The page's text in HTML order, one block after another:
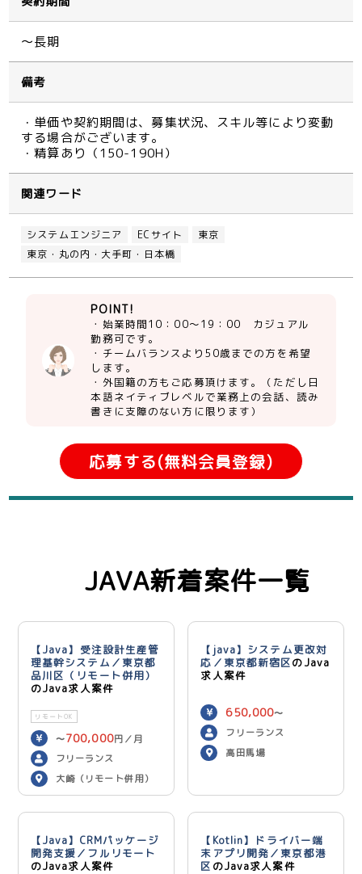
～長期
備考
・単価や契約期間は、募集状況、スキル等により変動
する場合がございます。
・精算あり（150-190H）
関連ワード
システムエンジニア ECサイト
東京
東京・丸の内・大手町・日本橋
POINT!
・始業時間10：00～19：00 カジュアル
勤務可です。
・チームバランスより50歳までの方を希望
します。
・外国籍の方もご応募頂けます。（ただし日
本語ネイティブレベルで業務上の会話、読み
書きに支障のない方に限ります）
応募する(無料会員登録)
JAVA新着案件一覧
【Java】受注設計生産管
理基幹システム／東京都
品川区（リモート併用）
のJava求人案件
リモートOK
〜700,000円／月
フリーランス
大崎（リモート併用）
【java】システム更改対
応／東京都新宿区のJava
求人案件
650,000〜
750,000 円／月
フリーランス
高田馬場
【Java】CRMパッケージ
開発支援／フルリモート
のJava求人案件
【Kotlin】ドライバー端
末アプリ開発／東京都港
区 のJava求人案件